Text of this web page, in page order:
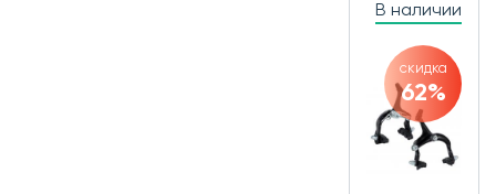
В наличии
скидка
62%